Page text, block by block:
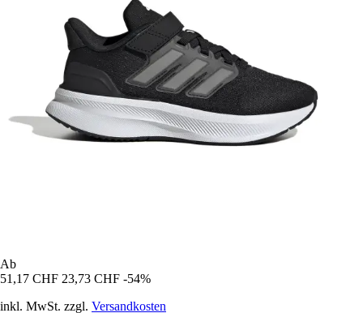
Ab
51,17 CHF 23,73 CHF -54%
inkl. MwSt. zzgl. Versandkosten